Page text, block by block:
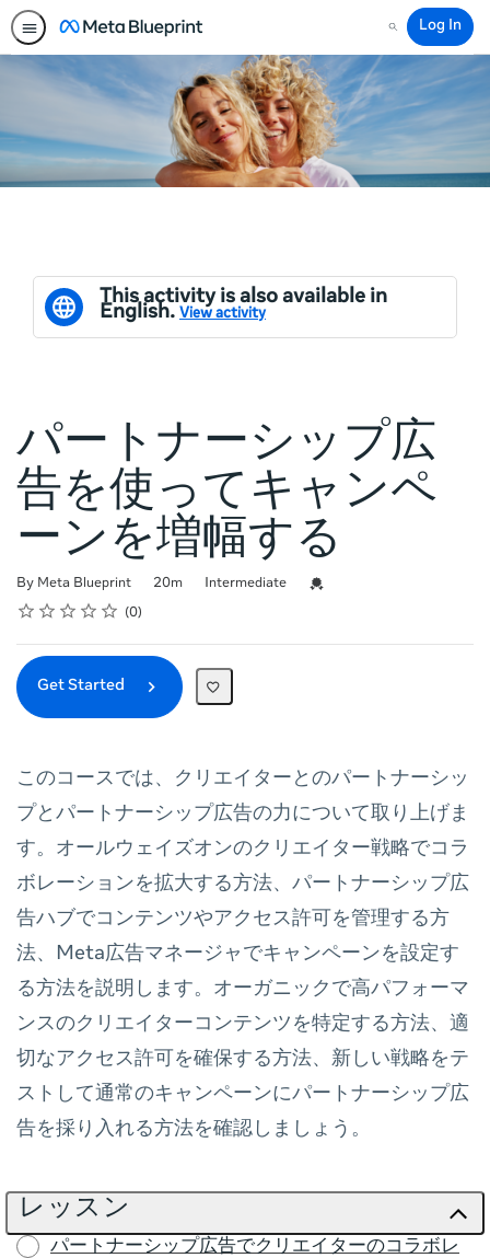
Search
Log In
This activity is also available in
English. View activity
パートナーシップ広
告を使ってキャンペ
ーンを増幅する
By Meta Blueprint
Duration 20m
Difficulty Intermediate
Credential For Completion
Rating
1 star
2 stars
3 stars
4 stars
5 stars
Average rating: 0 0
No reviews
Get Started
このコースでは、クリエイターとのパートナーシッ
プとパートナーシップ広告の力について取り上げま
す。オールウェイズオンのクリエイター戦略でコラ
ボレーションを拡大する方法、パートナーシップ広
告ハブでコンテンツやアクセス許可を管理する方
法、Meta広告マネージャでキャンペーンを設定す
る方法を説明します。オーガニックで高パフォーマ
ンスのクリエイターコンテンツを特定する方法、適
切なアクセス許可を確保する方法、新しい戦略をテ
ストして通常のキャンペーンにパートナーシップ広
告を採り入れる方法を確認しましょう。
レッスン
パートナーシップ広告でクリエイターのコラボレ